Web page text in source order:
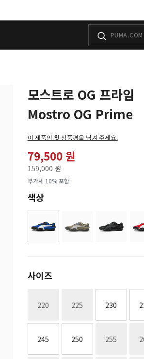
모스트로 OG 프라임
Mostro OG Prime
이 제품의 첫 상품평을 남겨 주세요.
79,500 원
159,000 원
로
부가세 10% 포함
색상
사이즈
220 재고없음225 재고없음230
245 250 255 재고없음